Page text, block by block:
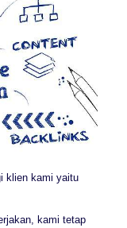
klien kami yaitu
kami tetap